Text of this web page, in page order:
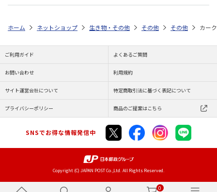
0
ホーム ネットショップ 生き物・その他 その他 その他 カー
ご利用ガイド よくあるご質問
お問い合わせ 利用規約
サイト運営会社について 特定商取引法に基づく表記について
プライバシーポリシー 商品のご提案はこちら
SNSでお得な情報発信中
Copyright (C) JAPAN POST Co.,Ltd. All Rights Reserved.